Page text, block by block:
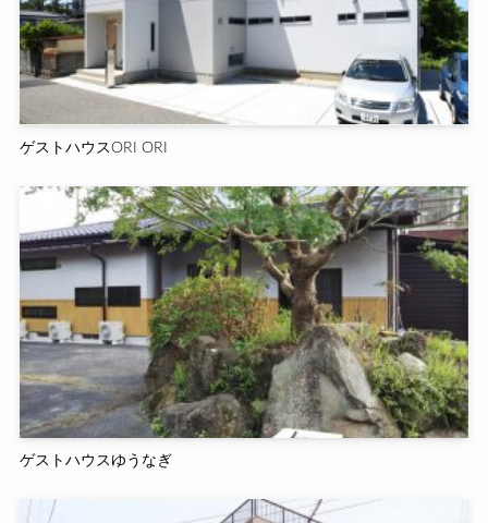
ゲストハウスORI ORI
ゲストハウスゆうなぎ